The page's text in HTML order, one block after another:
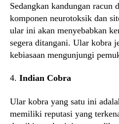
Sedangkan kandungan racun
komponen neurotoksik dan
ular ini akan menyebabkan
segera ditangani. Ular kobra
kebiasaan mengunjungi
4. Indian Cobra
Ular kobra yang satu ini
memiliki reputasi yang